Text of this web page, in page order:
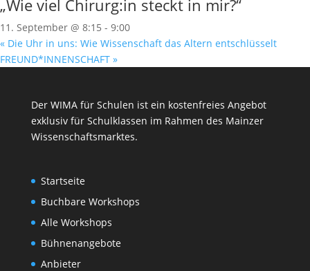
„Wie viel Chirurg:in steckt in mir?“
11. September @ 8:15 - 9:00
« Die Uhr in uns: Wie Wissenschaft das Altern entschlüsselt
FREUND*INNENSCHAFT »
Der WIMA für Schulen ist ein kostenfreies Angebot
exklusiv für Schulklassen im Rahmen des Mainzer
Wissenschaftsmarktes.
Startseite
Buchbare Workshops
Alle Workshops
Bühnenangebote
Anbieter